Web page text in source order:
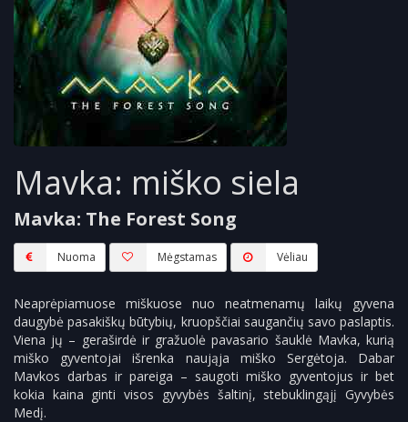
Mavka: miško siela
Mavka: The Forest Song
Nuoma Mėgstamas Vėliau
Neaprėpiamuose miškuose nuo neatmenamų laikų gyvena
daugybė pasakiškų būtybių, kruopščiai saugančių savo paslaptis.
Viena jų – geraširdė ir gražuolė pavasario šauklė Mavka, kurią
miško gyventojai išrenka naująja miško Sergėtoja. Dabar
Mavkos darbas ir pareiga – saugoti miško gyventojus ir bet
kokia kaina ginti visos gyvybės šaltinį, stebuklingąjį Gyvybės
Medį.